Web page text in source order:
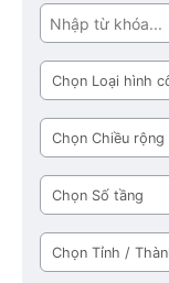
Tìm
Loại
hình
công
trình
Chiều
rộng
mặt
tiền
Số
tầng
Tỉnh
/